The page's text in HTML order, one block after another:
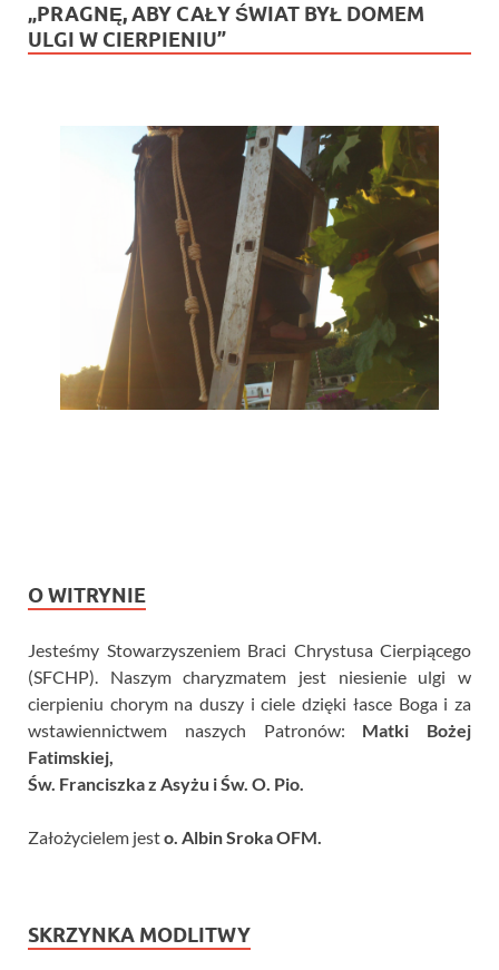
„PRAGNĘ, ABY CAŁY ŚWIAT BYŁ DOMEM
ULGI W CIERPIENIU”
O WITRYNIE
Jesteśmy Stowarzyszeniem Braci Chrystusa Cierpiącego
(SFCHP). Naszym charyzmatem jest niesienie ulgi w
cierpieniu chorym na duszy i ciele dzięki łasce Boga i za
wstawiennictwem naszych Patronów: Matki Bożej
Fatimskiej,
Św. Franciszka z Asyżu i Św. O. Pio.
Założycielem jesto. Albin Sroka OFM.
SKRZYNKA MODLITWY